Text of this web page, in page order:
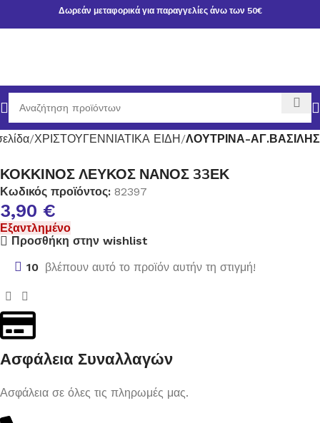
Δωρεάν μεταφορικά για παραγγελίες άνω των 50€
ΧΡΙΣΤΟΥΓΕΝΝΙΑΤΙΚΑ ΕΙΔΗ ΛΟΥΤΡΙΝΑ-ΑΓ.ΒΑΣΙΛΗΣ
ΚΟΚΚΙΝΟΣ ΛΕΥΚΟΣ ΝΑΝΟΣ 33ΕΚ
Κωδικός προϊόντος: 82397
3,90 €
Εξαντλημένο
Προσθήκη στην wishlist
10 βλέπουν αυτό το προϊόν αυτήν τη στιγμή!
Ασφάλεια Συναλλαγών
Ασφάλεια σε όλες τις πληρωμές μας.